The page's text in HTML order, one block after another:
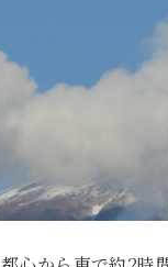
ブルック